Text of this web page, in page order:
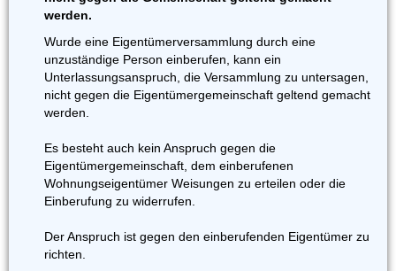
werden.
Wurde eine Eigentümerversammlung durch eine
unzuständige Person einberufen, kann ein
Unterlassungsanspruch, die Versammlung zu untersagen,
nicht gegen die Eigentümergemeinschaft geltend gemacht
werden.
Es besteht auch kein Anspruch gegen die
Eigentümergemeinschaft, dem einberufenen
Wohnungseigentümer Weisungen zu erteilen oder die
Einberufung zu widerrufen.
Der Anspruch ist gegen den einberufenden Eigentümer zu
richten.